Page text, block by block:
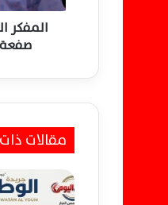
س
ي
ن
ن
ج
المفكر
صفعة
مقالات